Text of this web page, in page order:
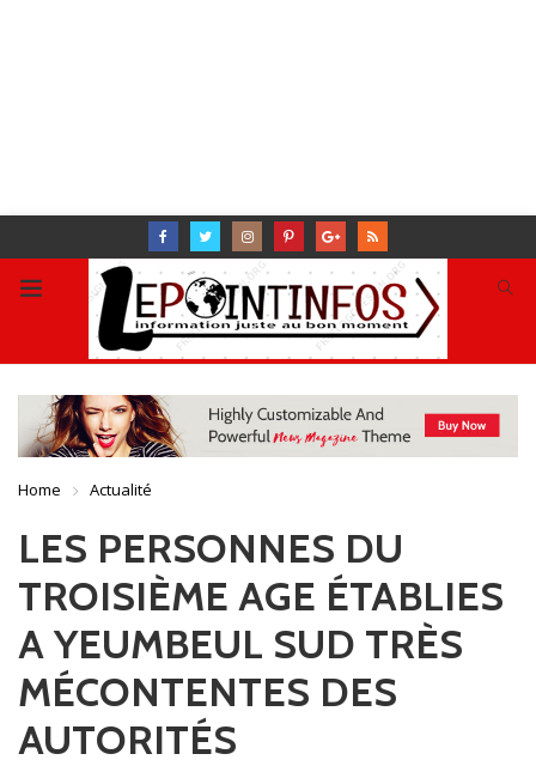
Home Actualité
LES PERSONNES DU
TROISIÈME AGE ÉTABLIES
A YEUMBEUL SUD TRÈS
MÉCONTENTES DES
AUTORITÉS